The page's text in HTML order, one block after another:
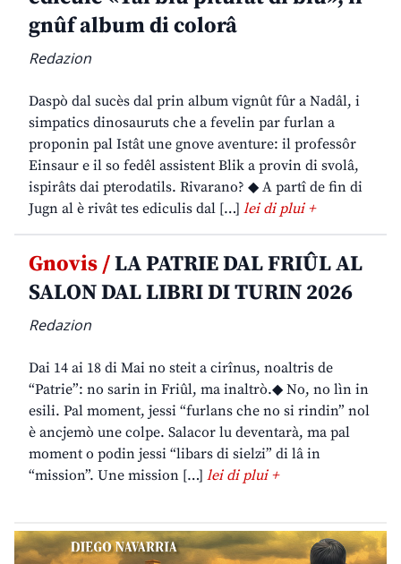
gnûf album di colorâ
Redazion
Daspò dal sucès dal prin album vignût fûr a Nadâl, i
simpatics dinosauruts che a fevelin par furlan a
proponin pal Istât une gnove aventure: il professôr
Einsaur e il so fedêl assistent Blik a provin di svolâ,
ispirâts dai pterodatils. Rivarano? ◆ A partî de fin di
Jugn al è rivât tes ediculis dal […] lei di plui +
Gnovis /LA PATRIE DAL FRIÛL AL
SALON DAL LIBRI DI TURIN 2026
Redazion
Dai 14 ai 18 di Mai no steit a cirînus, noaltris de
“Patrie”: no sarin in Friûl, ma inaltrò.◆ No, no lìn in
esili. Pal moment, jessi “furlans che no si rindin” nol
è ancjemò une colpe. Salacor lu deventarà, ma pal
moment o podin jessi “libars di sielzi” di lâ in
“mission”. Une mission […] lei di plui +